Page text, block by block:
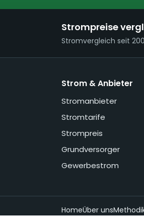
Strompreise
Stromvergleich seit
Strom & Anbieter
Stromanbieter
Stromtarife
Strompreis
Grundversorger
Gewerbestrom
HomeÜber uns